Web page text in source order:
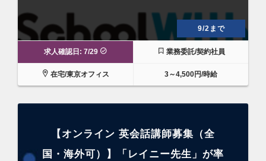
9/2まで
求人確認日: 7/29 業務委託/契約社員
在宅/東京オフィス 3～4,500円/時給
【オンライン 英会話講師募集（全
国・海外可）】「レイニー先生」が率